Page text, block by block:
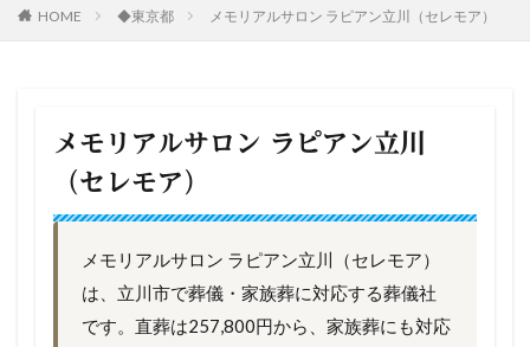
HOME ◆東京都 メモリアルサロン ラピアン立川（セレモア）
メモリアルサロン ラピアン立川
（セレモア）
メモリアルサロン ラピアン立川（セレモア）
は、立川市で葬儀・家族葬に対応する葬儀社
です。直葬は257,800円から、家族葬にも対応